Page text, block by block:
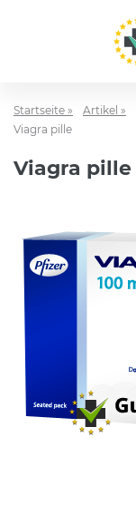
Startseite » Artikel »
Viagra pille
Viagra pille